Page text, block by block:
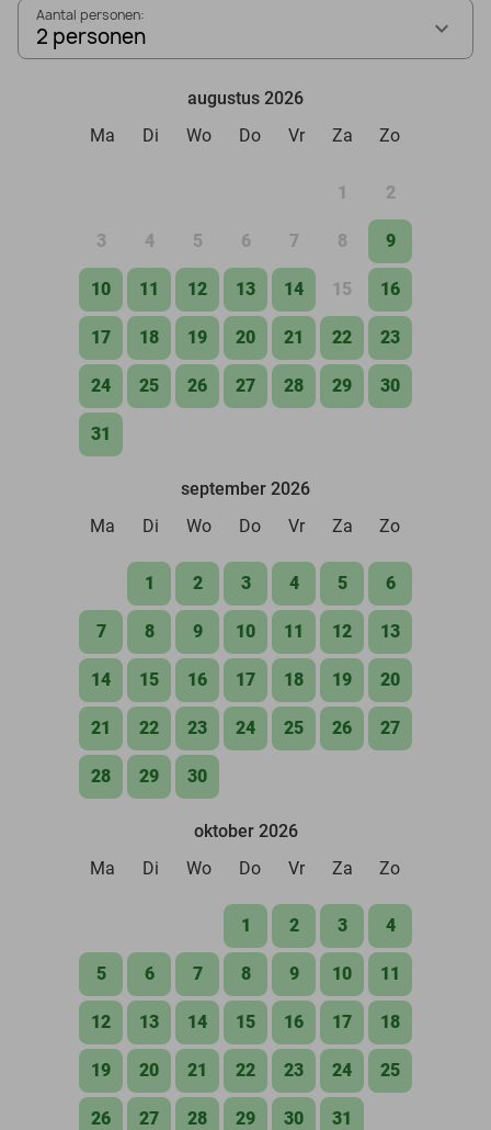
Aantal personen:
2 personen
augustus 2026
Ma
Di Wo Do Vr Za Zo
1 2
3 4 5 6 7 8 9
10 11 12 13 14 15 16
17 18 19 20 21 22 23
24 25 26 27 28 29 30
31
september 2026
Ma
Di Wo Do Vr Za Zo
1 2 3 4 5 6
7 8 9 10 11 12 13
14 15 16 17 18 19 20
21 22 23 24 25 26 27
28 29 30
oktober 2026
Ma
Di Wo Do Vr Za Zo
1 2 3 4
5 6 7 8 9 10 11
12 13 14 15 16 17 18
19 20 21 22 23 24 25
26 27 28 29 30 31